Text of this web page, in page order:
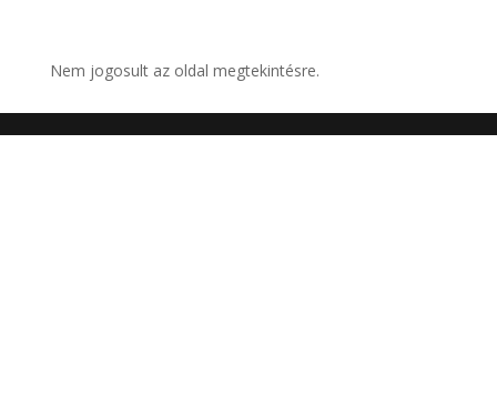
Nem jogosult az oldal megtekintésre.